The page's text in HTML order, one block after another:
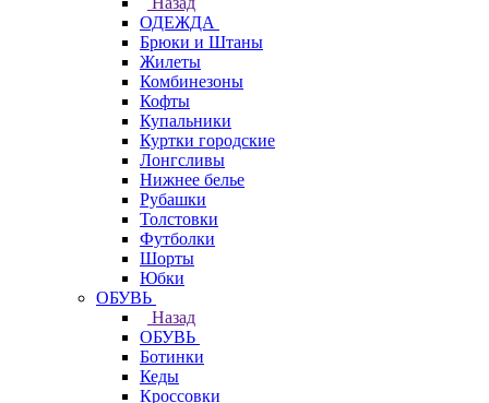
ОДЕЖДА
Брюки и Штаны
Жилеты
Комбинезоны
Кофты
Купальники
Куртки городские
Лонгсливы
Нижнее белье
Рубашки
Толстовки
Футболки
Шорты
Юбки
ОБУВЬ
Назад
ОБУВЬ
Ботинки
Кеды
Кроссовки